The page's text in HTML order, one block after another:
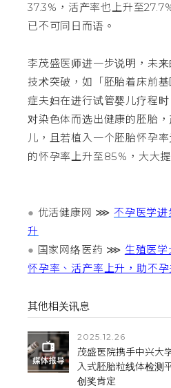
37.3%，活产率也上升至
已不可同日而语。
李茂盛医师进一步说明，未
技术突破，如「胚胎着床前
症夫妇在进行试管婴儿疗程
对染色体而选出健康的胚胎
儿，且若植入一个胚胎怀孕
的怀孕率上升至85%，大大提
● 优活健康网 ⋙ 不孕医学
升
● 国家网络医药 ⋙ 生殖医
怀孕率、活产率上升，助不
其他相关讯息
2025.12.26
茂盛医院携手中兴大
入式胚胎粒线体检测
创奖肯定